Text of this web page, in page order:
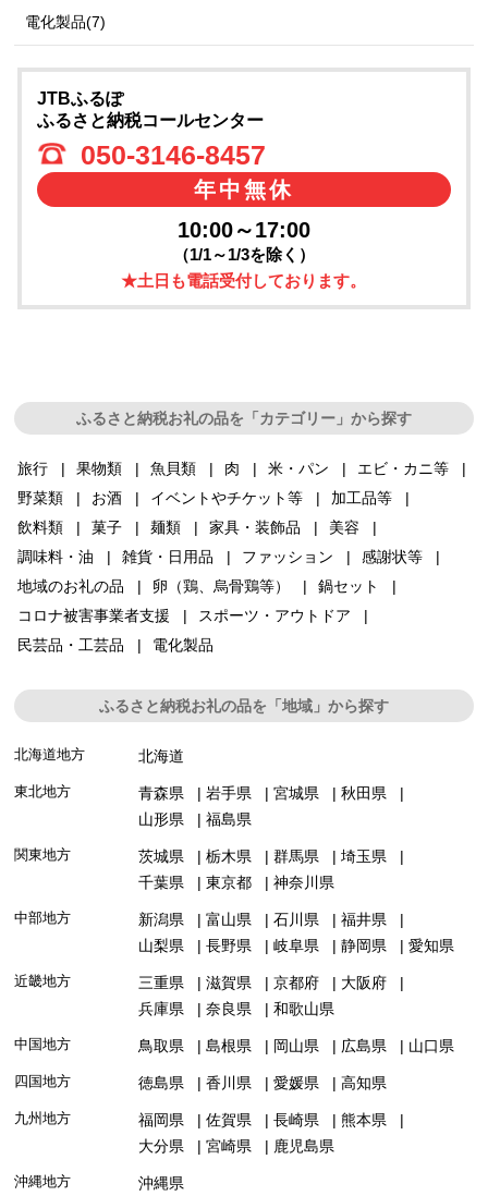
電化製品(7)
JTBふるぽ
ふるさと納税コールセンター
050-3146-8457
年中無休
10:00～17:00
（1/1～1/3を除く）
★土日も電話受付しております。
ふるさと納税お礼の品を「カテゴリー」から探す
旅行 果物類 魚貝類 肉 米・パン
エビ・カニ等
野菜類
お酒 イベントやチケット等
加工品等
飲料類
菓子 麺類 家具・装飾品
美容
調味料・油
雑貨・日用品 ファッション
感謝状等
地域のお礼の品
卵（鶏、烏骨鶏等）
鍋セット
コロナ被害事業者支援
スポーツ・アウトドア
民芸品・工芸品
電化製品
ふるさと納税お礼の品を「地域」から探す
北海道地方 北海道
東北地方 青森県 岩手県 宮城県
秋田県
山形県
福島県
関東地方 茨城県 栃木県 群馬県
埼玉県
千葉県
東京都 神奈川県
中部地方 新潟県 富山県 石川県
福井県
山梨県
長野県 岐阜県 静岡県 愛知県
近畿地方 三重県 滋賀県 京都府
大阪府
兵庫県
奈良県 和歌山県
中国地方 鳥取県 島根県 岡山県 広島県 山口県
四国地方 徳島県 香川県 愛媛県 高知県
九州地方 福岡県 佐賀県 長崎県
熊本県
大分県
宮崎県 鹿児島県
沖縄地方 沖縄県